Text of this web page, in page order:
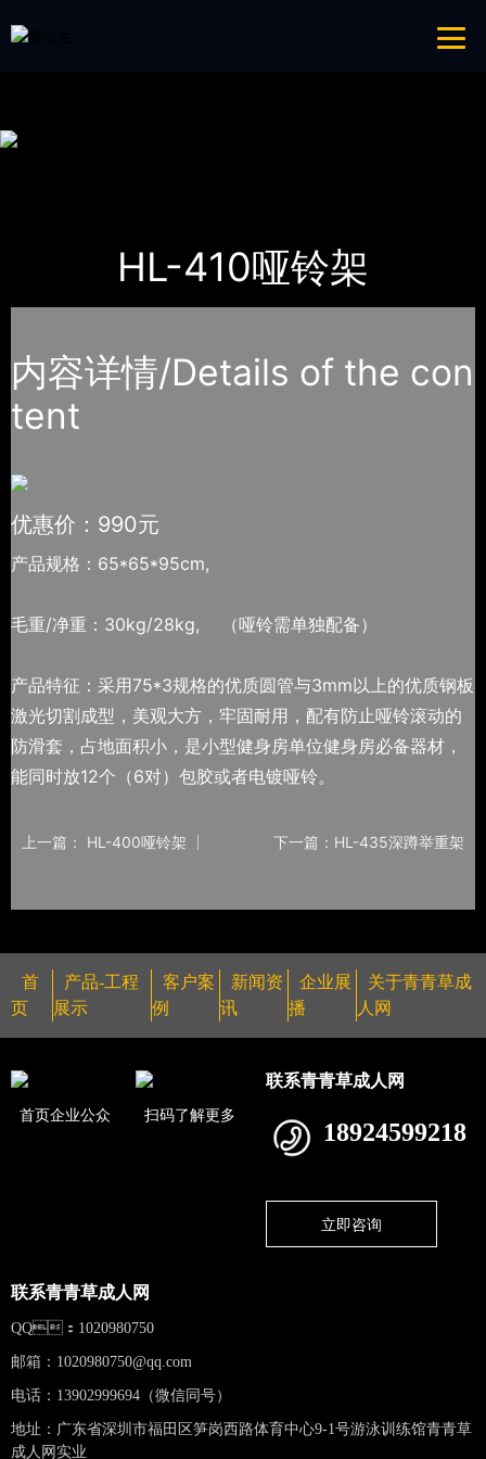
导航
网站地图
HL-410哑铃架
内容详情/Details of the con
tent
优惠价：990元
产品规格：65*65*95cm,
毛重/净重：30kg/28kg, （哑铃需单独配备）
​产品特征：采用75*3规格的优质圆管与3mm以上的优质钢板
激光切割成型，美观大方，牢固耐用，配有防止哑铃滚动的
防滑套，占地面积小，是小型健身房单位健身房必备器材，
能同时放12个（6对）包胶或者电镀哑铃。
上一篇： HL-400哑铃架 下一篇：HL-435深蹲举重架
首
页
产品-工程
展示
客户案
例
新闻资
讯
企业展
播
关于青青草成
人网
首页企业公众 扫码了解更多
联系青青草成人网
18924599218
立即咨询
联系青青草成人网
QQ：1020980750
邮箱： 1020980750@qq.com
电话：13902999694（微信同号）
地址：广东省深圳市福田区笋岗西路体育中心9-1号游泳训练馆青青草
成人网实业